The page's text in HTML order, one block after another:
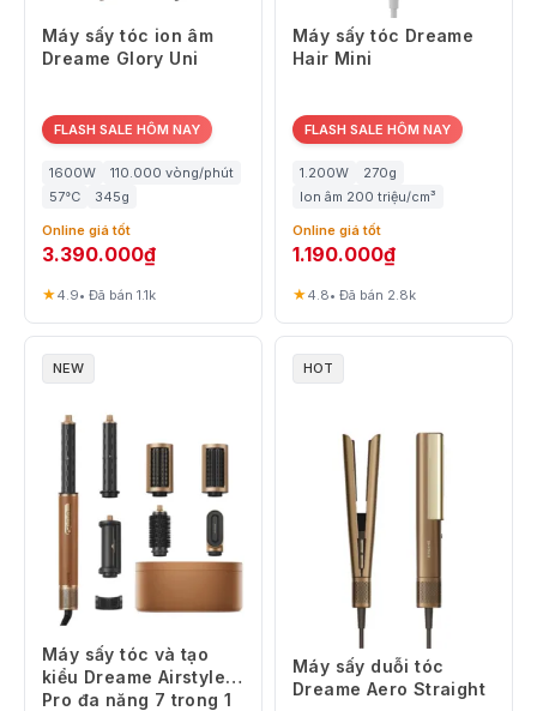
Máy sấy tóc ion âm
Dreame Glory Uni
FLASH SALE HÔM NAY
1600W
110.000 vòng/phút
57°C
345g
Online giá tốt
3.390.000₫
★4.9• Đã bán 1.1k
Máy sấy tóc Dreame
Hair Mini
FLASH SALE HÔM NAY
1.200W
270g
Ion âm 200 triệu/cm³
Online giá tốt
1.190.000₫
★4.8• Đã bán 2.8k
NEW
Máy sấy tóc và tạo
kiểu Dreame Airstyle
Pro đa năng 7 trong 1
HOT
Máy sấy duỗi tóc
Dreame Aero Straight